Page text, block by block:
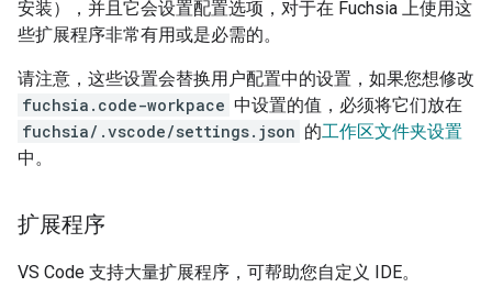
安装），并且它会设置配置选项，对于在 Fuchsia 上使用这
些扩展程序非常有用或是必需的。
请注意，这些设置会替换用户配置中的设置，如果您想修改
fuchsia.code-workpace 中设置的值，必须将它们放在
fuchsia/.vscode/settings.json 的工作区文件夹设置
中。
扩展程序
VS Code 支持大量扩展程序，可帮助您自定义 IDE。